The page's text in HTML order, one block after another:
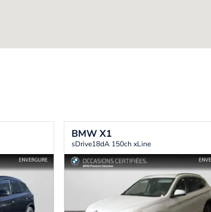
BMWX1
sDrive18dA 150ch xLine